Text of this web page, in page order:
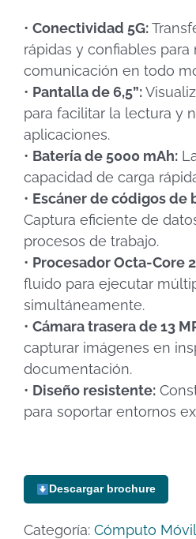
• Conectividad 5G:
rápidas y confiables para
comunicación en todo
• Pantalla de 6,5”:
para facilitar la lectura y
aplicaciones.
• Batería de 5000 mAh:
capacidad de carga
• Escáner de códigos de
Captura eficiente de
procesos de trabajo.
• Procesador Octa-Core
fluido para ejecutar
simultáneamente.
• Cámara trasera de 13
capturar imágenes en
documentación.
• Diseño resistente:
para soportar entornos
Descargar brochure
Categoría: Cómputo Móvil